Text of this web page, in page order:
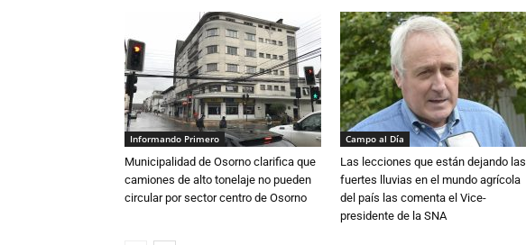
Informando Primero
Municipalidad de Osorno clarifica que
camiones de alto tonelaje no pueden
circular por sector centro de Osorno
Campo al Día
Las lecciones que están dejando las
fuertes lluvias en el mundo agrícola
del país las comenta el Vice-
presidente de la SNA